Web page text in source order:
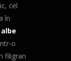
cel
în
o
filigran